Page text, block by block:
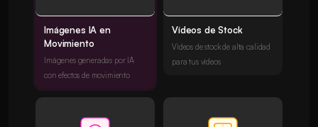
Imágenes IA en
Movimiento
Imágenes generadas por IA
con efectos de movimiento
Vídeos de Stock
Vídeos de stock de alta calidad
para tus vídeos